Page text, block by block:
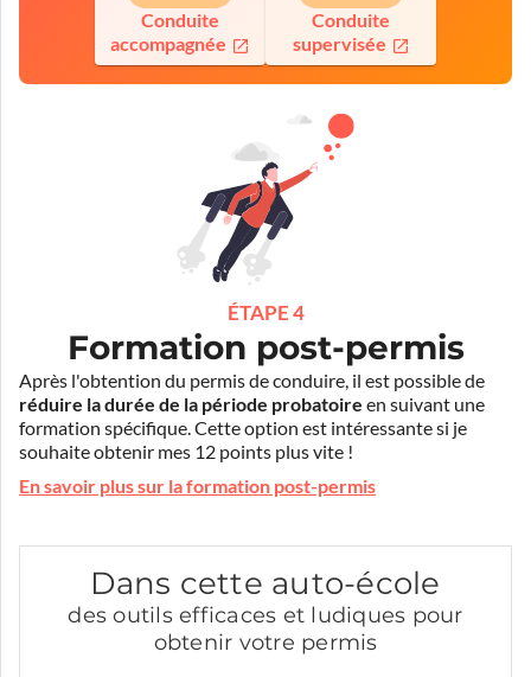
Conduite
accompagnée
Conduite
supervisée
ÉTAPE 4
Formation post-permis
Après l'obtention du permis de conduire, il est possible de
réduire la durée de la période probatoire en suivant une
formation spécifique. Cette option est intéressante si je
souhaite obtenir mes 12 points plus vite !
En savoir plus sur la formation post-permis
Dans cette auto-école
des outils efficaces et ludiques pour
obtenir votre permis